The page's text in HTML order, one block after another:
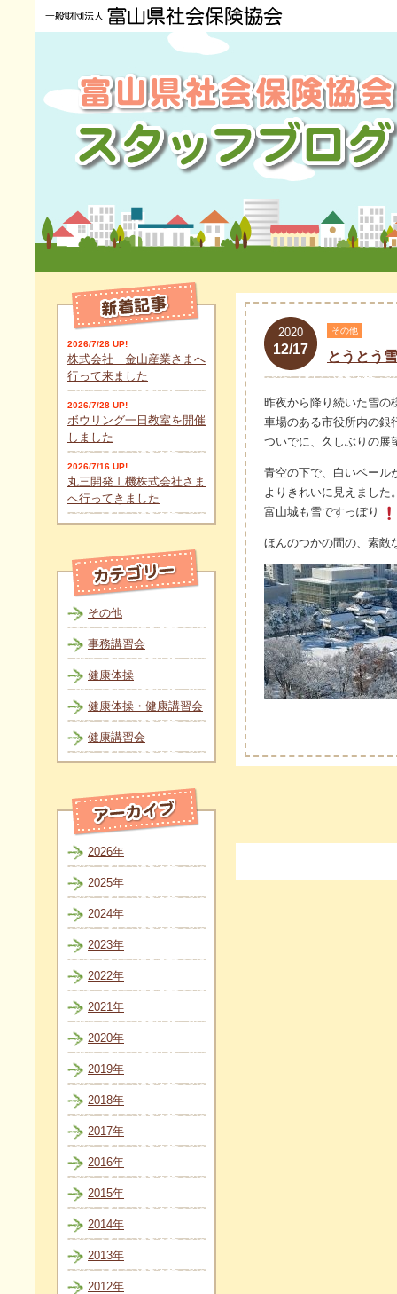
2020
12/17
その他
とうとう
昨夜から降り続いた雪の
車場のある市役所内の銀
ついでに、久しぶりの展
青空の下で、白いベール
よりきれいに見えました
富山城も雪ですっぽり
ほんのつかの間の、素敵
2026/7/28 UP!
株式会社 金山産業さまへ
行って来ました
2026/7/28 UP!
ボウリング一日教室を開催
しました
2026/7/16 UP!
丸三開発工機株式会社さま
へ行ってきました
その他
事務講習会
健康体操
健康体操・健康講習会
健康講習会
2026年
2025年
2024年
2023年
2022年
2021年
2020年
2019年
2018年
2017年
2016年
2015年
2014年
2013年
2012年